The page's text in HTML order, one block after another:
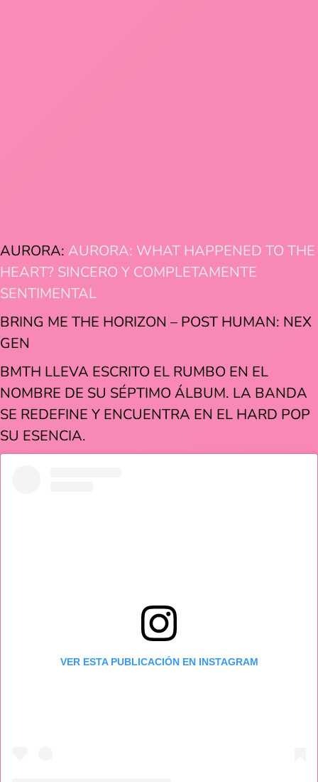
AURORA: AURORA: WHAT HAPPENED TO THE
HEART? SINCERO Y COMPLETAMENTE
SENTIMENTAL
BRING ME THE HORIZON – POST HUMAN: NEX
GEN
BMTH LLEVA ESCRITO EL RUMBO EN EL
NOMBRE DE SU SÉPTIMO ÁLBUM. LA BANDA
SE REDEFINE Y ENCUENTRA EN EL HARD POP
SU ESENCIA.
VER ESTA PUBLICACIÓN EN INSTAGRAM